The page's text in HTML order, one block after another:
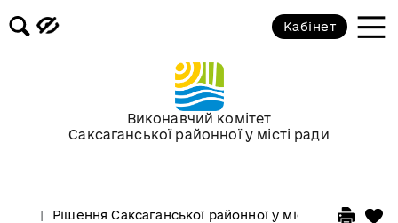
Виконавчий комітет
Саксаганської районної у місті ради
Кабінет
Рішення Саксаганської районної у місті ради
Сесії у 2012 році